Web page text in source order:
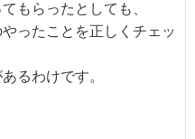
もらったとしても、
ったことを正しくチェッ
るわけです。